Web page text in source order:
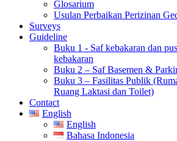
Glosarium
Usulan Perbaikan Perizinan
Surveys
Guideline
Buku 1 - Saf kebakaran dan
kebakaran
Buku 2 – Saf Basemen &
Buku 3 – Fasilitas Publik
Ruang Laktasi dan Toilet)
Contact
English
English
Bahasa Indonesia